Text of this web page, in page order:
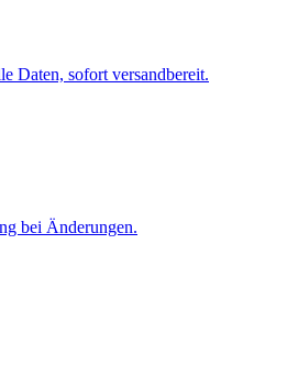
Daten, sofort versandbereit.
bei Änderungen.